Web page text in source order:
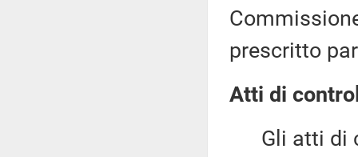
prescritto
Atti di
Gli atti di